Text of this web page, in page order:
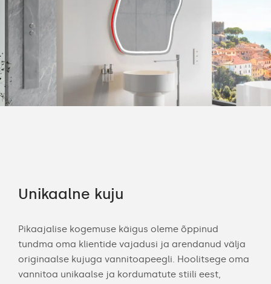
Unikaalne kuju
Pikaajalise kogemuse käigus oleme õppinud
tundma oma klientide vajadusi ja arendanud välja
originaalse kujuga vannitoapeegli. Hoolitsege oma
vannitoa unikaalse ja kordumatute stiili eest,